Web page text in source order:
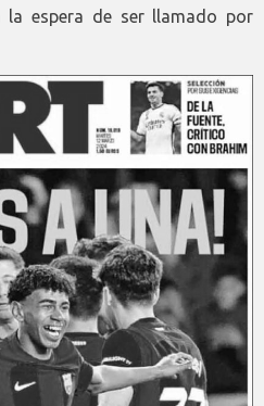
espera de ser llamado por